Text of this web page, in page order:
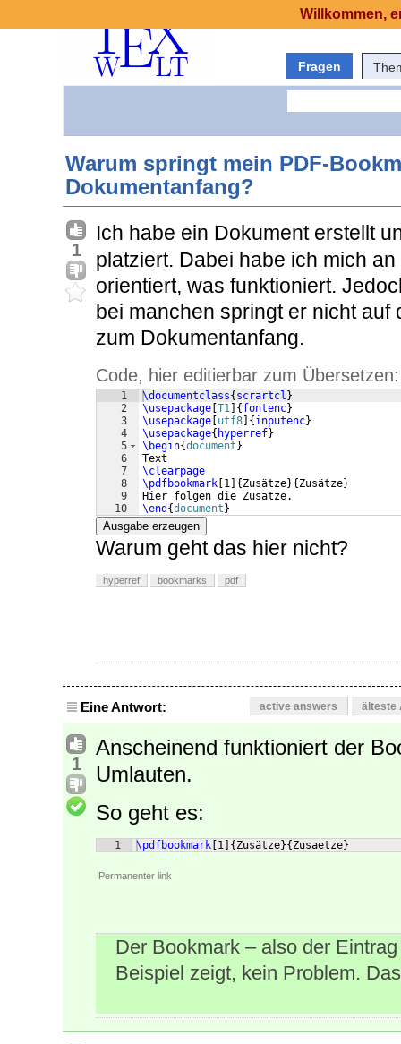
Fragen
Warum springt mein PDF-
Dokumentanfang?
1
Ich habe ein Dokument erstellt
platziert. Dabei habe ich mich
orientiert, was funktioniert.
bei manchen springt er nicht
zum Dokumentanfang.
Code, hier editierbar zum Übersetzen:
1
2
3
4
5
6
7
8
9
10
\documentclass{ scrartcl }
\usepackage T1 { fontenc}
\usepackage utf8 { inputenc}
\usepackage{ hyperref}
\begin{document }
Text
\clearpage
\pdfbookmark 1 { Zusätze}{ Zusätze}
Hier folgen die Zusätze.
\end {document }
Ausgabe erzeugen
Warum geht das hier nicht?
hyperref bookmarks pdf
Eine Antwort: active answers älteste
1
Anscheinend funktioniert der
Umlauten.
So geht es:
1 \pdfbookmark 1 { Zusätze}{ Zusaetze}
Permanenter link
Der Bookmark – also der
Beispiel zeigt, kein Problem.
Willkommen,